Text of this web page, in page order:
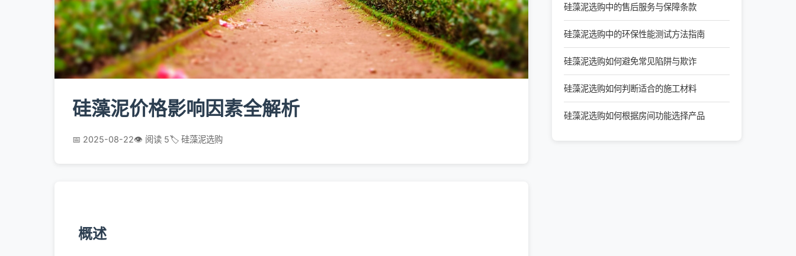
硅藻泥价格影响因素全解析
📅 2025-08-22👁️ 阅读 5🏷️ 硅藻泥选购
概述
硅藻泥选购中的售后服务与保障条款
硅藻泥选购中的环保性能测试方法指南
硅藻泥选购如何避免常见陷阱与欺诈
硅藻泥选购如何判断适合的施工材料
硅藻泥选购如何根据房间功能选择产品